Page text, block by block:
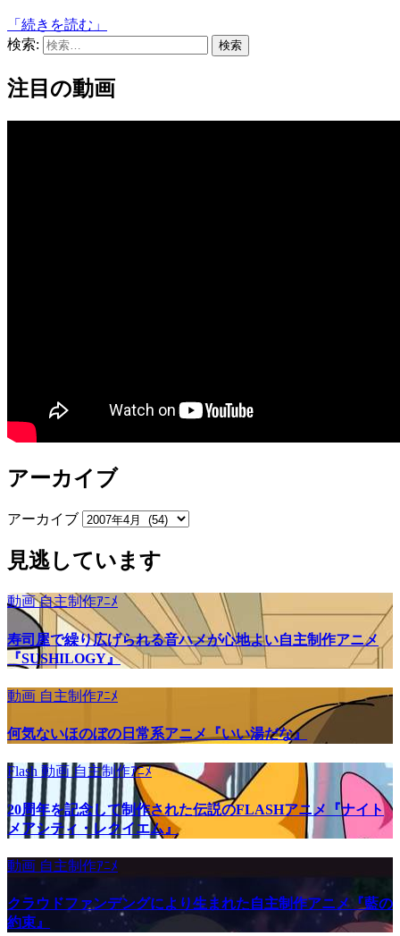
「続きを読む」
検索:
注目の動画
アーカイブ
アーカイブ
見逃しています
動画自主制作ｱﾆﾒ
寿司屋で繰り広げられる音ハメが心地よい自主制作アニメ
『SUSHILOGY』
動画 自主制作ｱﾆﾒ
何気ないほのぼの日常系アニメ『いい湯だな』
Flash 動画自主制作ｱﾆﾒ
20周年を記念して制作された伝説のFLASHアニメ『ナイト
メアシティ・レクイエム』
動画 自主制作ｱﾆﾒ
クラウドファンデングにより生まれた自主制作アニメ『藍の
約束』